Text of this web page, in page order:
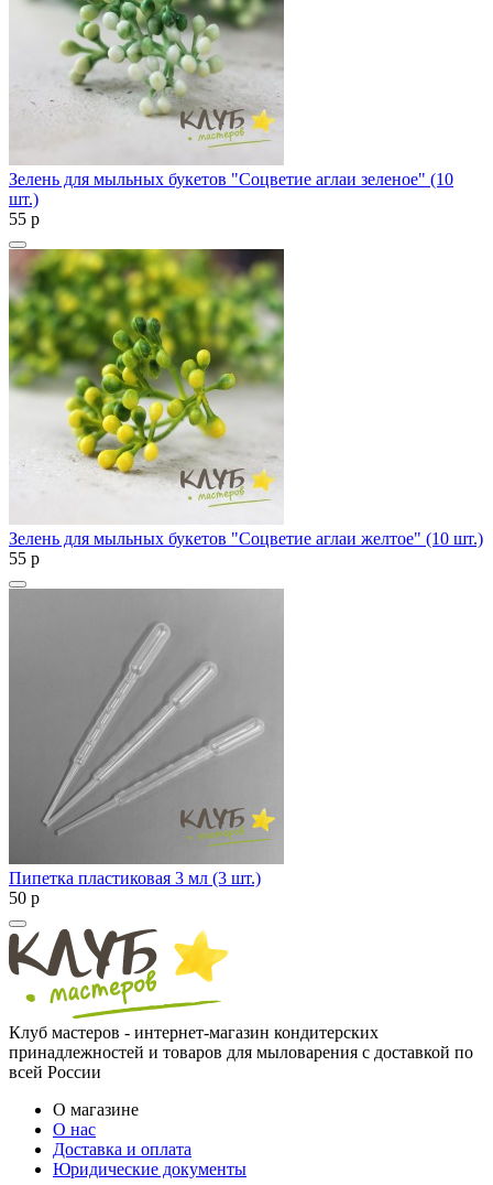
Зелень для мыльных букетов "Соцветие аглаи зеленое" (10
шт.)
55 p
Зелень для мыльных букетов "Соцветие аглаи желтое" (10 шт.)
55 p
Пипетка пластиковая 3 мл (3 шт.)
50 p
Клуб мастеров - интернет-магазин кондитерских
принадлежностей и товаров для мыловарения с доставкой по
всей России
О магазине
О нас
Доставка и оплата
Юридические документы